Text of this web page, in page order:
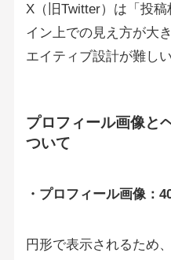
X（旧Twitter）は「投
イン上での見え方が大
エイティブ設計が難し
プロフィール画像と
ついて
・プロフィール画像：
円形で表示されるため